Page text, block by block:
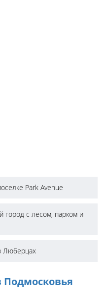
Park Avenue
с лесом, парком и
Люберцах
Подмосковья